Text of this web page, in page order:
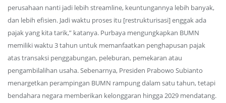
perusahaan nanti jadi lebih streamline, keuntungannya lebih banyak,
dan lebih efisien. Jadi waktu proses itu [restrukturisasi] enggak ada
pajak yang kita tarik,” katanya. Purbaya mengungkapkan BUMN
memiliki waktu 3 tahun untuk memanfaatkan penghapusan pajak
atas transaksi penggabungan, peleburan, pemekaran atau
pengambilalihan usaha. Sebenarnya, Presiden Prabowo Subianto
menargetkan perampingan BUMN rampung dalam satu tahun, tetapi
bendahara negara memberikan kelonggaran hingga 2029 mendatang.